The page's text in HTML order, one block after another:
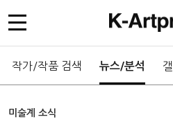
작가/작품 검색 뉴스/분석
미술계 소식